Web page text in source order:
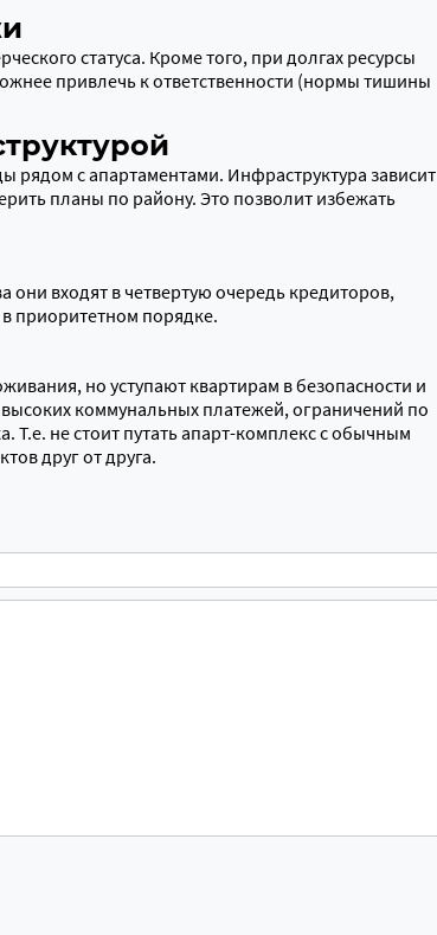
статуса. Кроме того, при долгах ресурсы
привлечь к ответственности (нормы тишины
рядом с апартаментами. Инфраструктура зависит
планы по району. Это позволит избежать
они входят в четвертую очередь кредиторов,
приоритетном порядке.
но уступают квартирам в безопасности и
коммунальных платежей, ограничений по
Т.е. не стоит путать апарт-комплекс с обычным
друг от друга.